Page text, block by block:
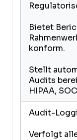
Bietet
konform.
Stellt
Audits
HIPAA,
Audit-
Verfolgt